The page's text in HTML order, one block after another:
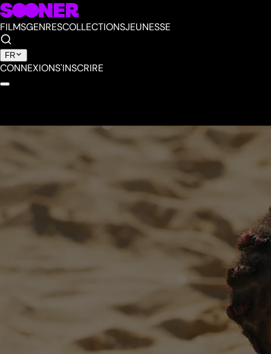
FILMSGENRESCOLLECTIONSJEUNESSE
FR
CONNEXIONS'INSCRIRE